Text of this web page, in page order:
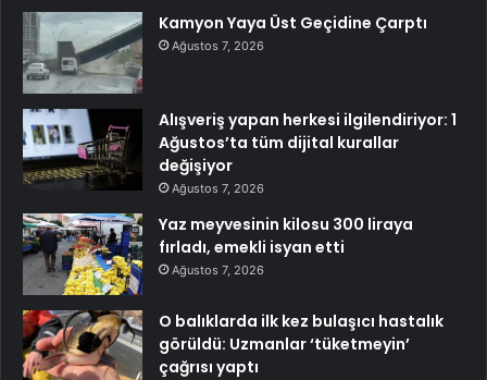
Kamyon Yaya Üst Geçidine Çarptı
Ağustos 7, 2026
Alışveriş yapan herkesi ilgilendiriyor: 1
Ağustos’ta tüm dijital kurallar
değişiyor
Ağustos 7, 2026
Yaz meyvesinin kilosu 300 liraya
fırladı, emekli isyan etti
Ağustos 7, 2026
O balıklarda ilk kez bulaşıcı hastalık
görüldü: Uzmanlar ‘tüketmeyin’
çağrısı yaptı